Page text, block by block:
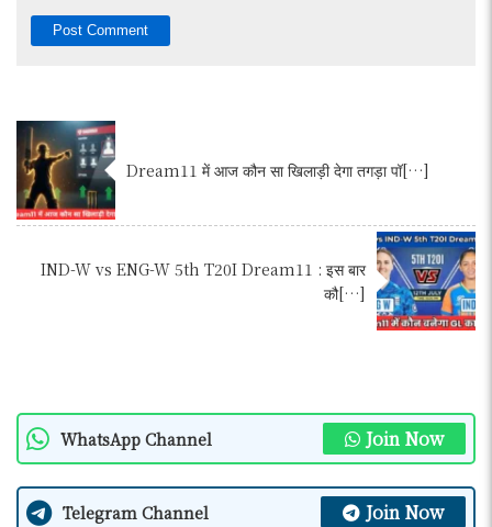
Dream11 में आज कौन सा खिलाड़ी देगा तगड़ा पॉ[…]
IND-W vs ENG-W 5th T20I Dream11 : इस बार
कौ[…]
WhatsApp Channel Join Now
Telegram Channel Join Now